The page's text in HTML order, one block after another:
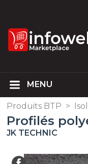
Produits BTP >
Profilés
JK TECHNIC